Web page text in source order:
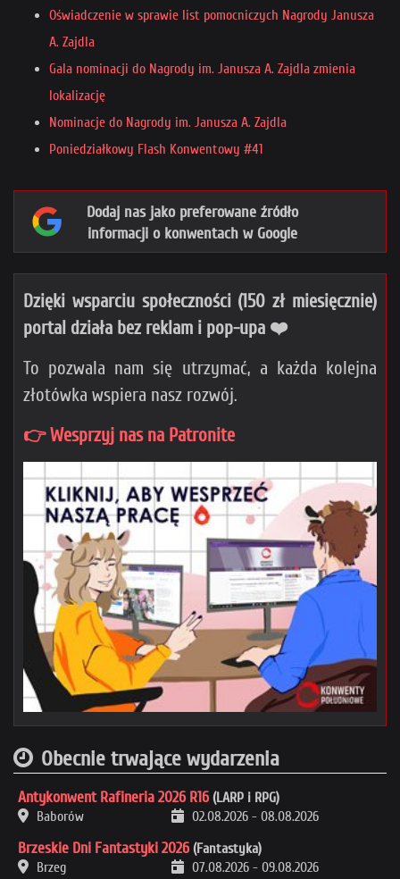
Oświadczenie w sprawie list pomocniczych Nagrody Janusza
A. Zajdla
Gala nominacji do Nagrody im. Janusza A. Zajdla zmienia
lokalizację
Nominacje do Nagrody im. Janusza A. Zajdla
Poniedziałkowy Flash Konwentowy #41
Dodaj nas jako preferowane źródło
informacji o konwentach w Google
Dzięki wsparciu społeczności (150 zł miesięcznie)
portal działa bez reklam i pop-upa ❤️
To pozwala nam się utrzymać, a każda kolejna
złotówka wspiera nasz rozwój.
👉 Wesprzyj nas na Patronite
Obecnie trwające wydarzenia
Antykonwent Rafineria 2026 R16 (LARP i RPG)
Baborów
02.08.2026 - 08.08.2026
Brzeskie Dni Fantastyki 2026 (Fantastyka)
Brzeg
07.08.2026 - 09.08.2026